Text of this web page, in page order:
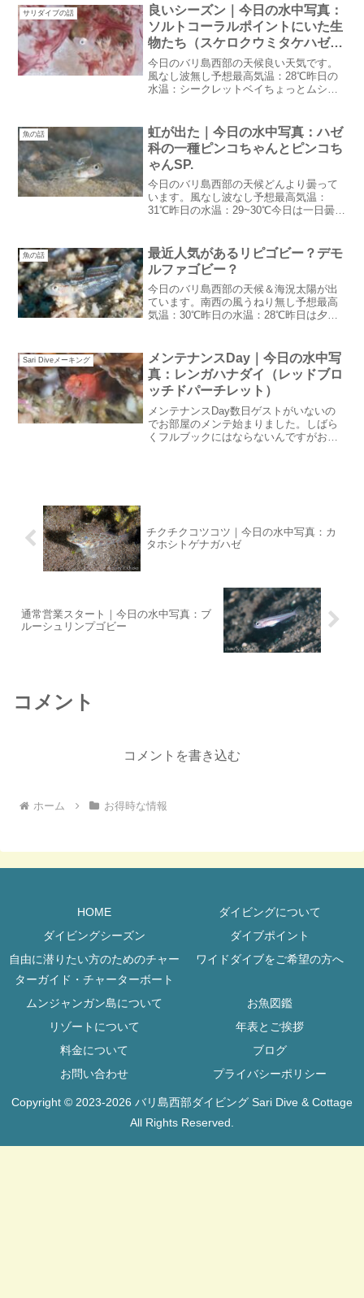
ている感じ今頃幼魚のシーズン雨季に水
温が上がらなく今に...
サリダイブの話
良いシーズン｜今日の水中写真：
ソルトコーラルポイントにいた生
物たち（スケロクウミタケハゼ・
タコベラ・カワハギ・トガリモエ
ビ・イバラダツ）
今日のバリ島西部の天候良い天気です。
風なし波無し予想最高気温：28℃昨日の
水温：シークレットベイちょっとムシっ
らのゲストを連れてオーシャンライフの
中山大介君が来てくれ...
魚の話
虹が出た｜今日の水中写真：ハゼ
科の一種ピンコちゃんとピンコち
ゃんSP.
今日のバリ島西部の天候どんより曇って
います。風なし波なし予想最高気温：
31℃昨日の水温：29~30℃今日は一日曇り
した：笑太陽に薄雲がかかっていたので
ちょっと薄い虹でし...
魚の話
最近人気があるリピゴビー？デモ
ルファゴビー？
今日のバリ島西部の天候＆海況太陽が出
ています。南西の風うねり無し予想最高
気温：30℃昨日の水温：28℃昨日は夕焼
たのですがゲスト様のシルエットがいい
感じでした：笑出発日...
Sari Diveメーキング
メンテナンスDay｜今日の水中写
真：レンガハナダイ（レッドブロ
ッチドパーチレット）
メンテナンスDay数日ゲストがいないの
でお部屋のメンテ始まりました。しばら
くフルブックにはならないんですがお金
チクチクコツコツ｜今日の水中写真：カ
タホシトゲナガハゼ
通常営業スタート｜今日の水中写真：ブ
ルーシュリンプゴビー
コメント
コメントを書き込む
ホーム お得時な情報
HOME
ダイビングについて
ダイビングシーズン
ダイブポイント
自由に潜りたい方のためのチャー
ターガイド・チャーターボート
ワイドダイブをご希望の方へ
ムンジャンガン島について
お魚図鑑
リゾートについて
年表とご挨拶
料金について
ブログ
お問い合わせ
プライバシーポリシー
Copyright © 2023-2026 バリ島西部ダイビング Sari Dive & Cottage
All Rights Reserved.